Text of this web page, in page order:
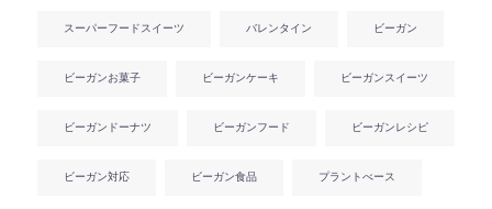
スーパーフードスイーツ バレンタイン ビーガン
ビーガンお菓子 ビーガンケーキ ビーガンスイーツ
ビーガンドーナツ ビーガンフード ビーガンレシピ
ビーガン対応 ビーガン食品 プラントべース